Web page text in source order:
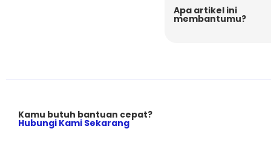
Apa artikel ini
membantumu?
Kamu butuh bantuan cepat?
Hubungi Kami Sekarang